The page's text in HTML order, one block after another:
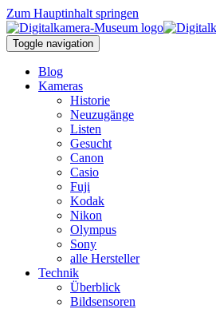
Zum Hauptinhalt springen
Toggle navigation
Blog
Kameras
Historie
Neuzugänge
Listen
Gesucht
Canon
Casio
Fuji
Kodak
Nikon
Olympus
Sony
alle Hersteller
Technik
Überblick
Bildsensoren